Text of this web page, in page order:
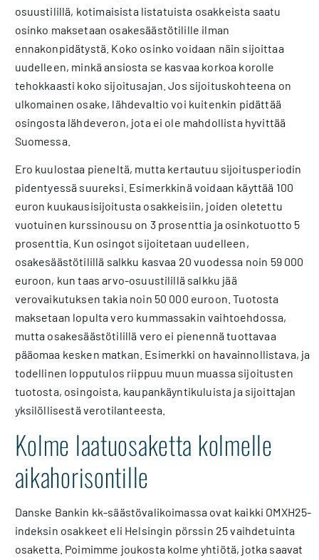
osuustilillä, kotimaisista listatuista osakkeista saatu
osinko maksetaan osakesäästötilille ilman
ennakonpidätystä. Koko osinko voidaan näin sijoittaa
uudelleen, minkä ansiosta se kasvaa korkoa korolle
tehokkaasti koko sijoitusajan. Jos sijoituskohteena on
ulkomainen osake, lähdevaltio voi kuitenkin pidättää
osingosta lähdeveron, jota ei ole mahdollista hyvittää
Suomessa.
Ero kuulostaa pieneltä, mutta kertautuu sijoitusperiodin
pidentyessä suureksi. Esimerkkinä voidaan käyttää 100
euron kuukausisijoitusta osakkeisiin, joiden oletettu
vuotuinen kurssinousu on 3 prosenttia ja osinkotuotto 5
prosenttia. Kun osingot sijoitetaan uudelleen,
osakesäästötilillä salkku kasvaa 20 vuodessa noin 59 000
euroon, kun taas arvo-osuustilillä salkku jää
verovaikutuksen takia noin 50 000 euroon. Tuotosta
maksetaan lopulta vero kummassakin vaihtoehdossa,
mutta osakesäästötilillä vero ei pienennä tuottavaa
pääomaa kesken matkan. Esimerkki on havainnollistava, ja
todellinen lopputulos riippuu muun muassa sijoitusten
tuotosta, osingoista, kaupankäyntikuluista ja sijoittajan
yksilöllisestä verotilanteesta.
Kolme laatuosaketta kolmelle
aikahorisontille
Danske Bankin kk-säästövalikoimassa ovat kaikki OMXH25-
indeksin osakkeet eli Helsingin pörssin 25 vaihdetuinta
osaketta. Poimimme joukosta kolme yhtiötä, jotka saavat